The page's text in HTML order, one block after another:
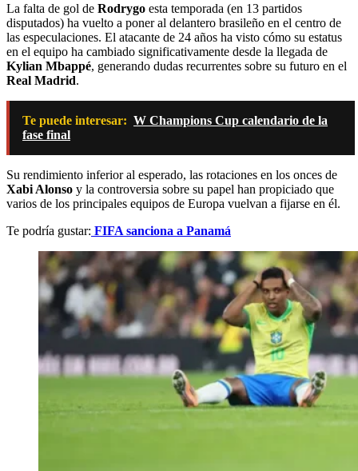
La falta de gol de Rodrygo esta temporada (en 13 partidos
disputados) ha vuelto a poner al delantero brasileño en el centro de
las especulaciones. El atacante de 24 años ha visto cómo su estatus
en el equipo ha cambiado significativamente desde la llegada de
Kylian Mbappé, generando dudas recurrentes sobre su futuro en el
Real Madrid.
Te puede interesar: W Champions Cup calendario de la
fase final
Su rendimiento inferior al esperado, las rotaciones en los onces de
Xabi Alonso y la controversia sobre su papel han propiciado que
varios de los principales equipos de Europa vuelvan a fijarse en él.
Te podría gustar: FIFA sanciona a Panamá